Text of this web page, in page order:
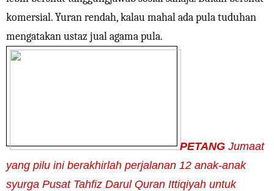
komersial. Yuran rendah, kalau mahal ada pula tuduhan
mengatakan ustaz jual agama pula.
PETANG Jumaat
yang pilu ini berakhirlah perjalanan 12 anak-anak
syurga Pusat Tahfiz Darul Quran Ittiqiyah untuk